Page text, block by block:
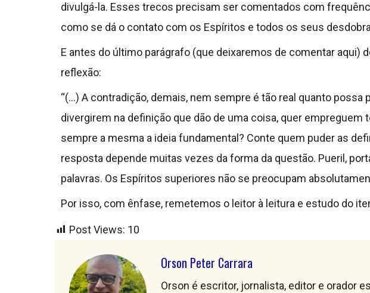
divulgá-la. Esses trecos precisam ser comentados com
como se dá o contato com os Espíritos e todos os seus
E antes do último parágrafo (que deixaremos de comentar aqui)
reflexão:
“(…) A contradição, demais, nem sempre é tão real quanto
divergirem na definição que dão de uma coisa, quer
sempre a mesma a ideia fundamental? Conte quem puder as
resposta depende muitas vezes da forma da questão. Pueril,
palavras. Os Espíritos superiores não se preocupam
Por isso, com ênfase, remetemos o leitor à leitura e estudo do
Post Views: 10
Orson Peter Carrara
Orson é escritor, jornalista, editor e orador